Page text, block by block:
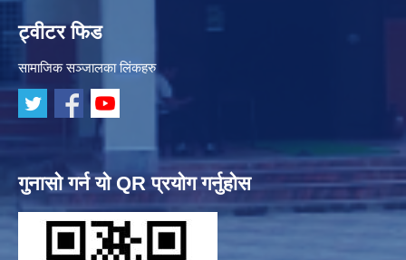
ट्वीटर फिड
सामाजिक सञ्जालका लिंकहरु
गुनासो गर्न यो QR प्रयोग गर्नुहोस